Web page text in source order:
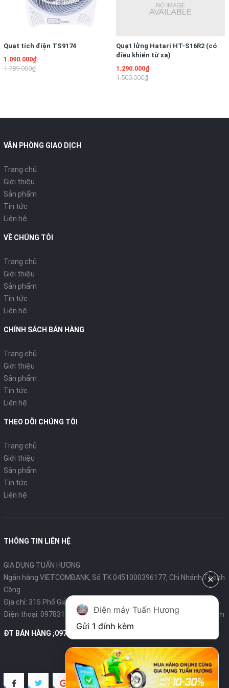
Nồi cơm điện Sharp KSH-228V có mâm nhiệt lớn và phẳng
công suất 1000W giúp truyền nhiệt nhanh chóng và rộng khắp
đáy nồi. Cơm sẽ chín đều và nhanh để luôn sẵn sàng có dùng
gỉ sáng bóng và đẹp. Núm nồi cũng như tay cầm và chân đế
được các sự cố trong quá trình nấu khi nồi đang nóng.
Nồi cơm điện Sharp KSH-228V đảm bảo an toàn cho người
THÔNG SỐ KỸ THUẬT
Thông tin chung
Model:
Nhà sản xuất:SHARP
Thời gian bảo hành:
Tính năng nồi cơm điện
Loại nồi:
Dung tích:
Công suất:
Chế độ nấu: Cơm thường
Màn hình hiển thị:
Khay hấp thực phẩm:Không
Kích thước & Khối lượng
Kích thước thùng: 340x340x280 mm
Khối lượng thùng (kg):3.8 kg
Quạt tích điện TS9174
1.090.000₫
1.789.000₫
Quạt lửng Hatari HT-S16R2 (có
điều khiển từ xa)
1.290.000₫
1.500.000₫
VĂN PHÒNG GIAO DỊCH
Trang chủ
Giới thiệu
Sản phẩm
Tin tức
Liên hệ
VỀ CHÚNG TÔI
Trang chủ
Giới thiệu
Sản phẩm
Tin tức
Liên hệ
CHÍNH SÁCH BÁN HÀNG
Trang chủ
Giới thiệu
Sản phẩm
Tin tức
Liên hệ
THEO DÕI CHÚNG TÔI
Trang chủ
Giới thiệu
Sản phẩm
Tin tức
Liên hệ
THÔNG TIN LIÊN HỆ
GIA DỤNG TUẤN HƯƠNG
Ngân hàng VIETCOMBANK, Số TK 0451000396177, Chi Nhánh Thành
Công
Địa chỉ: 315 Phố Giảng Võ - Ba Đình - Hà Nội
Điện thoại: 0978319375- Email:diengiadungtuanhuong@gmail.com
ĐT BÁN HÀNG ;0978319375
Điện máy Tuấn Hương
Gửi 1 đính kèm